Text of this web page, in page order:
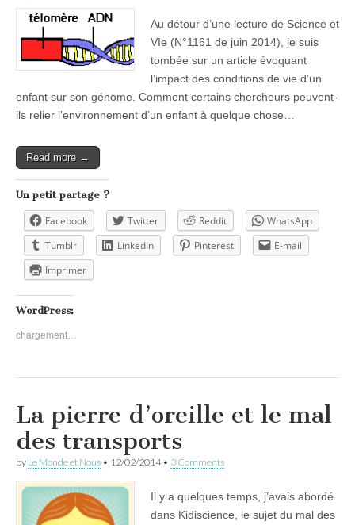
Au détour d’une lecture de Science et
VIe (N°1161 de juin 2014), je suis
tombée sur un article évoquant
l’impact des conditions de vie d’un
enfant sur son génome. Comment certains chercheurs peuvent-
ils relier l’environnement d’un enfant à quelque chose…
Read more →
Un petit partage ?
Facebook Twitter Reddit
WhatsApp
Tumblr
LinkedIn Pinterest
E-mail
Imprimer
WordPress:
chargement…
La pierre d’oreille et le mal
des transports
by Le Monde et Nous • 12/02/2014• 3 Comments
Il y a quelques temps, j’avais abordé
dans Kidiscience, le sujet du mal des